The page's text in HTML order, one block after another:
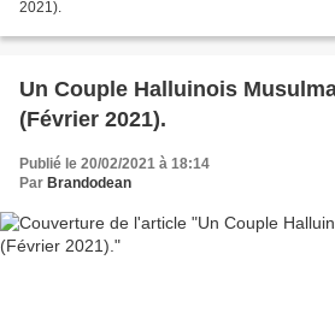
2021).
Un Couple Halluinois
(Février 2021).
Publié le 20/02/2021 à 18:14
Par Brandodean